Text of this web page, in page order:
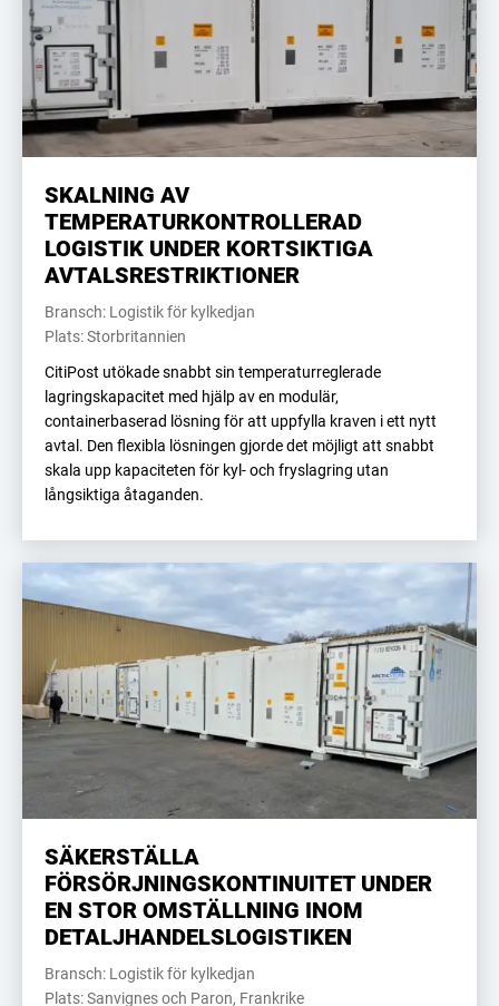
SKALNING AV
TEMPERATURKONTROLLERAD
LOGISTIK UNDER KORTSIKTIGA
AVTALSRESTRIKTIONER
Bransch: Logistik för kylkedjan
Plats: Storbritannien
CitiPost utökade snabbt sin temperaturreglerade
lagringskapacitet med hjälp av en modulär,
containerbaserad lösning för att uppfylla kraven i ett nytt
avtal. Den flexibla lösningen gjorde det möjligt att snabbt
skala upp kapaciteten för kyl- och fryslagring utan
långsiktiga åtaganden.
SÄKERSTÄLLA
FÖRSÖRJNINGSKONTINUITET UNDER
EN STOR OMSTÄLLNING INOM
DETALJHANDELSLOGISTIKEN
Bransch: Logistik för kylkedjan
Plats: Sanvignes och Paron, Frankrike